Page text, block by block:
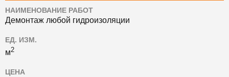
НАИМЕНОВАНИЕ РАБОТ
Демонтаж любой гидроизоляции
ЕД. ИЗМ.
м2
ЦЕНА